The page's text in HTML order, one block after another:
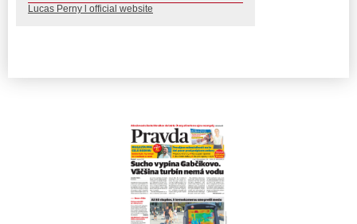
Lucas Perny l official website